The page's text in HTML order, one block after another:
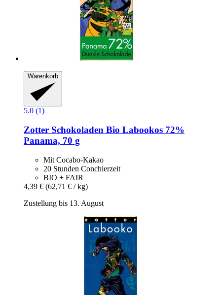
Warenkorb
5.0 (1)
Zotter Schokoladen Bio Labookos 72%
Panama, 70 g
Mit Cocabo-Kakao
20 Stunden Conchierzeit
BIO + FAIR
4,39 € (62,71 € / kg)
Zustellung bis 13. August